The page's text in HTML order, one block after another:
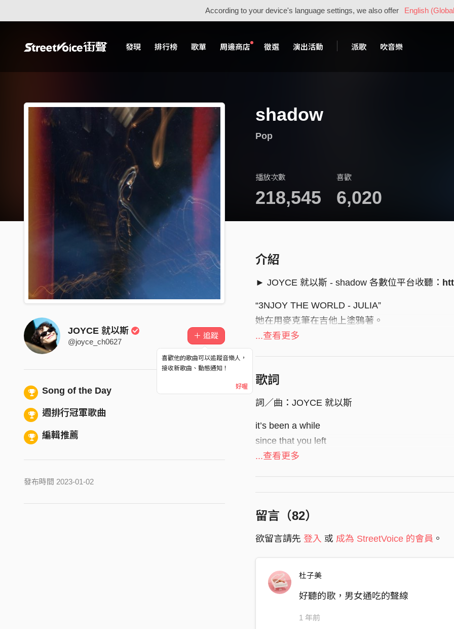
According to your device's language settings, we also offer English
發現 排行榜 歌單 周邊商店 徵選 演出活動 派歌 吹音樂
shadow
Pop
播放次數
218,545
喜歡
6,020
JOYCE 就以斯
@joyce_ch0627
＋ 追蹤
喜歡他的歌曲可以追蹤音樂人，
接收新歌曲、動態通知！
好喔
Song of the Day
週排行冠軍歌曲
編輯推薦
發布時間 2023-01-02
介紹
► JOYCE 就以斯 - shadow 各數位平台收聽：
“3NJOY THE WORLD - JULIA”
她在用麥克筆在吉他上塗鴉著。
如今琴上的字跡日漸斑駁，
在全世界最浪漫的城市遇見妳，
然而一個沒有妳的世界，
-- 音樂製作Credit --
作曲 Compose｜JOYCE 就以斯
編曲 Arrangement｜楊峻綱 Kang、JOYCE 就以斯
和聲編寫 Chorus Arrangement｜JOYCE 就以斯
電吉他、貝斯錄音師 Electric Guitar, Bass
電吉他、貝斯錄音室 Electric Guitar, Bass
...查看更多
歌詞
詞／曲：JOYCE 就以斯
it’s been a while
since that you left
you made it seems like it’s nothing at all
now I see your shadow
in other girls
I’m going to hell anyway
thought you were coming with me
write an album bout you baby
...查看更多
留言（82）
欲留言請先 登入 或 成為 StreetVoice 的會員 。
杜子美
好聽的歌，男女通吃的聲線
1 年前